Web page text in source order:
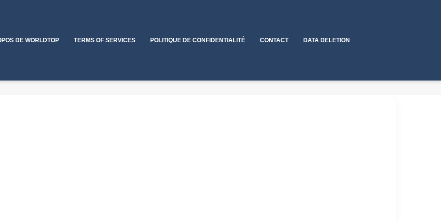
DE WORLDTOP TERMS OF SERVICES POLITIQUE DE CONFIDENTIALITÉ CONTACT DATA DELETION